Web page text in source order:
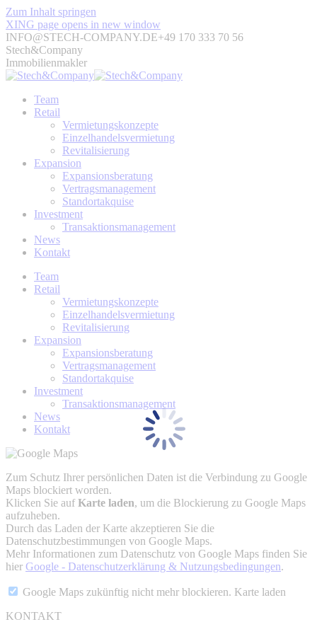
Zum Inhalt springen
XING page opens in new window
INFO@STECH-COMPANY.DE+49 170 333 70 56
Stech&Company
Immobilienmakler
Team
Retail
Vermietungskonzepte
Einzelhandelsvermietung
Revitalisierung
Expansion
Expansionsberatung
Vertragsmanagement
Standortakquise
Investment
Transaktionsmanagement
News
Kontakt
Team
Retail
Vermietungskonzepte
Einzelhandelsvermietung
Revitalisierung
Expansion
Expansionsberatung
Vertragsmanagement
Standortakquise
Investment
Transaktionsmanagement
News
Kontakt
Zum Schutz Ihrer persönlichen Daten ist die Verbindung zu Google
Maps blockiert worden.
Klicken Sie auf Karte laden, um die Blockierung zu Google Maps
aufzuheben.
Durch das Laden der Karte akzeptieren Sie die
Datenschutzbestimmungen von Google Maps.
Mehr Informationen zum Datenschutz von Google Maps finden Sie
hier Google - Datenschutzerklärung & Nutzungsbedingungen.
Google Maps zukünftig nicht mehr blockieren. Karte laden
KONTAKT